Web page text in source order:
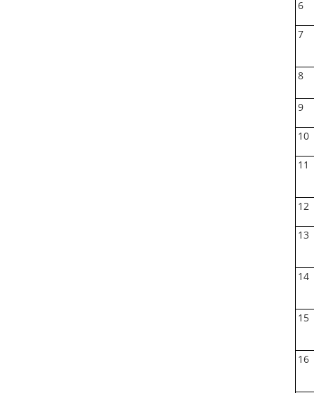
6
7
8
9
10
11
12
13
14
15
16